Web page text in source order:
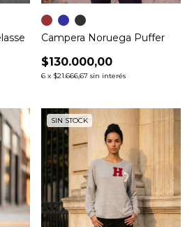
Campera Noruega Puffer
$130.000,00
6 x $21.666,67 sin interés
SIN STOCK